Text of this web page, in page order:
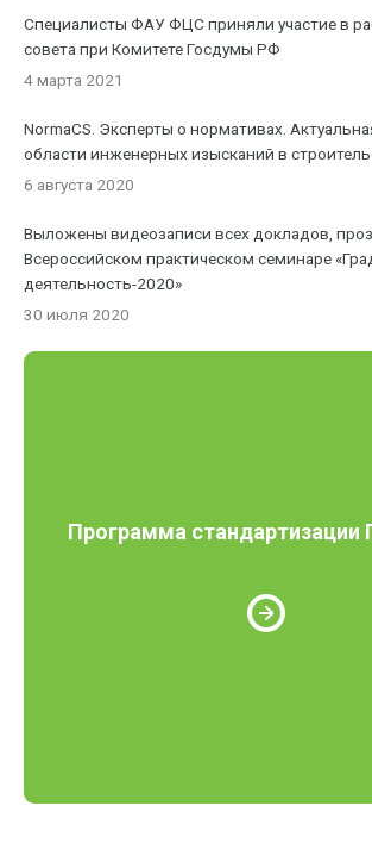
Специалисты ФАУ ФЦС приняли участие в
совета при Комитете Госдумы РФ
4 марта 2021
NormaCS. Эксперты о нормативах.
области инженерных изысканий в
6 августа 2020
Выложены видеозаписи всех докладов,
Всероссийском практическом семинаре
деятельность-2020»
30 июля 2020
Программа стандартизации